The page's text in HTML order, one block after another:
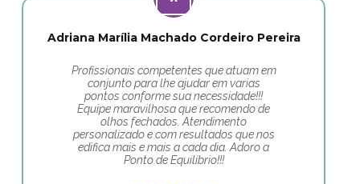
Adriana Marília Machado Cordeiro Pereira
Profissionais competentes que atuam em
conjunto para lhe ajudar em varias
pontos conforme sua necessidade!!!
Equipe maravilhosa que recomendo de
olhos fechados. Atendimento
personalizado e com resultados que nos
edifica mais e mais a cada dia. Adoro a
Ponto de Equilíbrio!!!